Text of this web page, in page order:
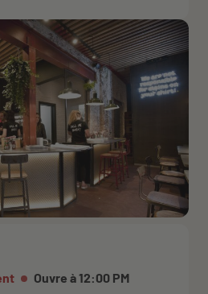
Ouvre à 12:00 PM